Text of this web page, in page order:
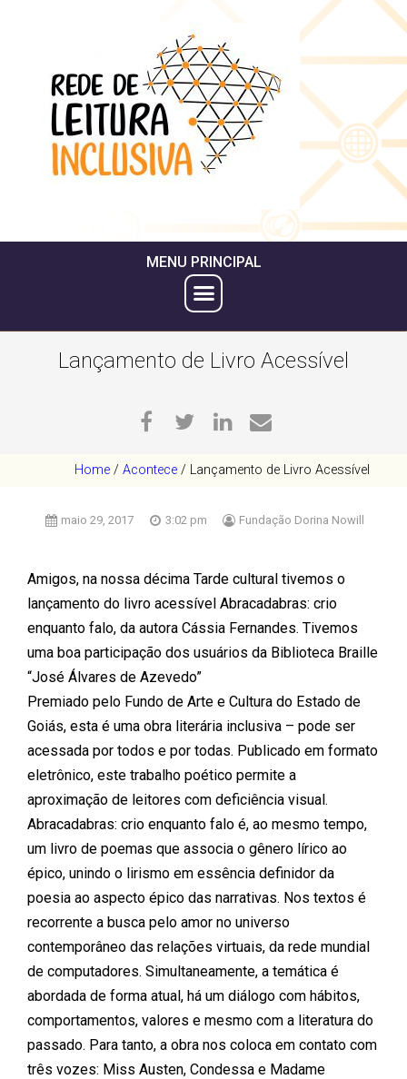
MENU PRINCIPAL
Lançamento de Livro Acessível
Home/ Acontece/ Lançamento de Livro Acessível
maio 29, 2017 3:02 pm Fundação Dorina Nowill
Amigos, na nossa décima Tarde cultural tivemos o
lançamento do livro acessível Abracadabras: crio
enquanto falo, da autora Cássia Fernandes. Tivemos
uma boa participação dos usuários da Biblioteca Braille
“José Álvares de Azevedo”
Premiado pelo Fundo de Arte e Cultura do Estado de
Goiás, esta é uma obra literária inclusiva – pode ser
acessada por todos e por todas. Publicado em formato
eletrônico, este trabalho poético permite a
aproximação de leitores com deficiência visual.
Abracadabras: crio enquanto falo é, ao mesmo tempo,
um livro de poemas que associa o gênero lírico ao
épico, unindo o lirismo em essência definidor da
poesia ao aspecto épico das narrativas. Nos textos é
recorrente a busca pelo amor no universo
contemporâneo das relações virtuais, da rede mundial
de computadores. Simultaneamente, a temática é
abordada de forma atual, há um diálogo com hábitos,
comportamentos, valores e mesmo com a literatura do
passado. Para tanto, a obra nos coloca em contato com
três vozes: Miss Austen, Condessa e Madame